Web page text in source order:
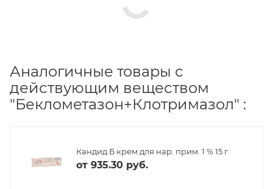
Аналогичные товары с
действующим веществом
"Беклометазон+Клотримазол" :
Кандид Б крем для нар. прим. 1 % 15 г
от 935.30 руб.